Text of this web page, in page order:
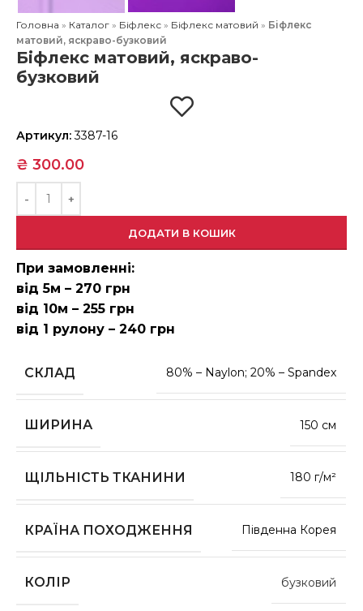
Головна » Каталог » Біфлекс » Біфлекс матовий » Біфлекс
матовий, яскраво-бузковий
Біфлекс матовий, яскраво-
бузковий
Артикул:3387-16
₴ 300.00
ДОДАТИ В КОШИК
При замовленні:
від 5м – 270 грн
від 10м – 255 грн
від 1 рулону – 240 грн
СКЛАД 80% – Naylon; 20% – Spandex
ШИРИНА 150 см
ЩІЛЬНІСТЬ ТКАНИНИ 180 г/м²
КРАЇНА ПОХОДЖЕННЯ Південна Корея
КОЛІР бузковий